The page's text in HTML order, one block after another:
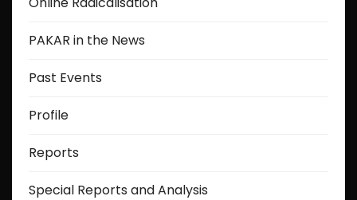
PAKAR in the News
Past Events
Profile
Reports
Special Reports and Analysis